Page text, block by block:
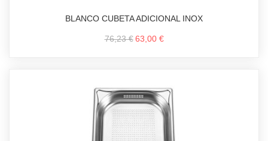
BLANCO CUBETA ADICIONAL INOX
76,23 € 63,00 €